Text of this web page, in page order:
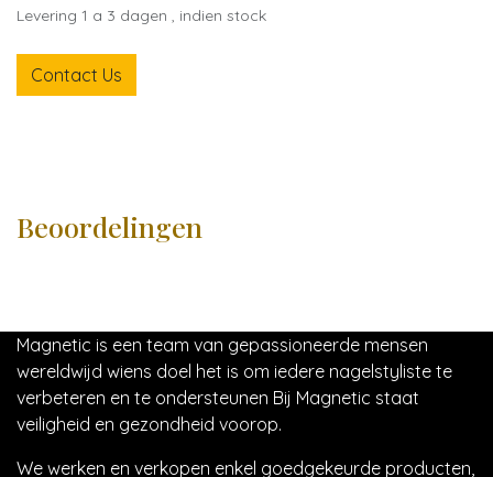
Levering 1 a 3 dagen , indien stock
Contact Us
Beoordelingen
Magnetic is een team van gepassioneerde mensen
wereldwijd wiens doel het is om iedere nagelstyliste te
verbeteren en te ondersteunen Bij Magnetic staat
veiligheid en gezondheid voorop.
We werken en verkopen enkel goedgekeurde producten,